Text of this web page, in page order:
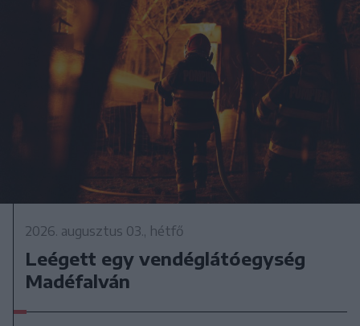
2026. augusztus 03., hétfő
Leégett egy vendéglátóegység
Madéfalván